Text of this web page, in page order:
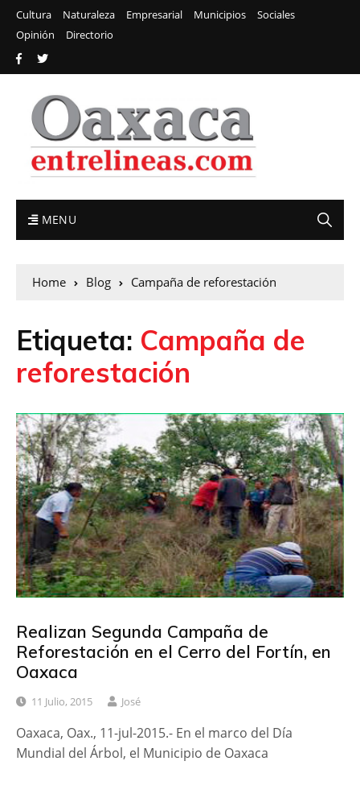
Cultura Naturaleza Empresarial Municipios
Sociales
Opinión
Directorio
MENU
Home Blog Campaña de reforestación
Etiqueta: Campaña de
reforestación
Realizan Segunda Campaña de
Reforestación en el Cerro del Fortín, en
Oaxaca
11 Julio, 2015 José
Oaxaca, Oax., 11-jul-2015.- En el marco del Día
Mundial del Árbol, el Municipio de Oaxaca